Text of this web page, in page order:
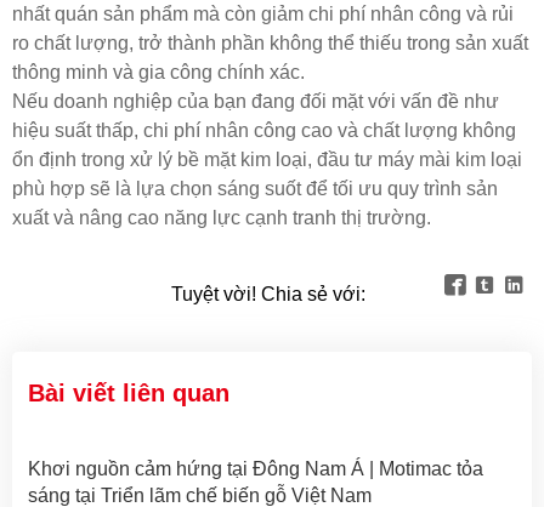
nhất quán sản phẩm mà còn giảm chi phí nhân công và rủi
ro chất lượng, trở thành phần không thể thiếu trong sản xuất
thông minh và gia công chính xác.
Nếu doanh nghiệp của bạn đang đối mặt với vấn đề như
hiệu suất thấp, chi phí nhân công cao và chất lượng không
ổn định trong xử lý bề mặt kim loại, đầu tư máy mài kim loại
phù hợp sẽ là lựa chọn sáng suốt để tối ưu quy trình sản
xuất và nâng cao năng lực cạnh tranh thị trường.
Tuyệt vời! Chia sẻ với:   
Bài viết liên quan
Khơi nguồn cảm hứng tại Đông Nam Á | Motimac tỏa
sáng tại Triển lãm chế biến gỗ Việt Nam